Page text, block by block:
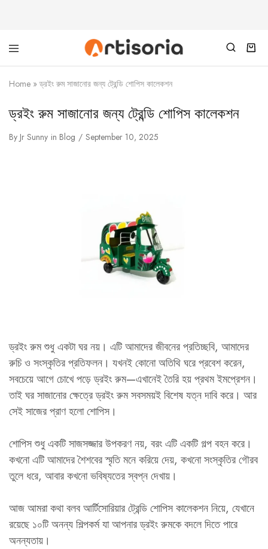
Home »ড্রইং রুম সাজানোর জন্য ট্রেন্ডি শোপিস কালেকশন
ড্রইং রুম সাজানোর জন্য ট্রেন্ডি শোপিস কালেকশন
By Jr Sunny in Blog September 10, 2025
ড্রইং রুম শুধু একটা ঘর নয়। এটি আমাদের জীবনের প্রতিচ্ছবি, আমাদের
রুচি ও সংস্কৃতির প্রতিফলন। যখনই কোনো অতিথি ঘরে প্রবেশ করেন,
সবচেয়ে আগে চোখে পড়ে ড্রইং রুম—এখানেই তৈরি হয় প্রথম ইমপ্রেশন।
তাই ঘর সাজানোর ক্ষেত্রে ড্রইং রুম সবসময়ই বিশেষ যত্ন দাবি করে। আর
সেই সাজের প্রাণ হলো শোপিস।
শোপিস শুধু একটি সাজসজ্জার উপকরণ নয়, বরং এটি একটি গল্প বহন করে।
কখনো এটি আমাদের শৈশবের স্মৃতি মনে করিয়ে দেয়, কখনো সংস্কৃতির গৌরব
তুলে ধরে, আবার কখনো ভবিষ্যতের স্বপ্ন দেখায়।
আজ আমরা কথা বলব আর্টিসোরিয়ার ট্রেন্ডি শোপিস কালেকশন নিয়ে, যেখানে
রয়েছে ১০টি অনন্য শিল্পকর্ম যা আপনার ড্রইং রুমকে বদলে দিতে পারে
অনন্যতায়।